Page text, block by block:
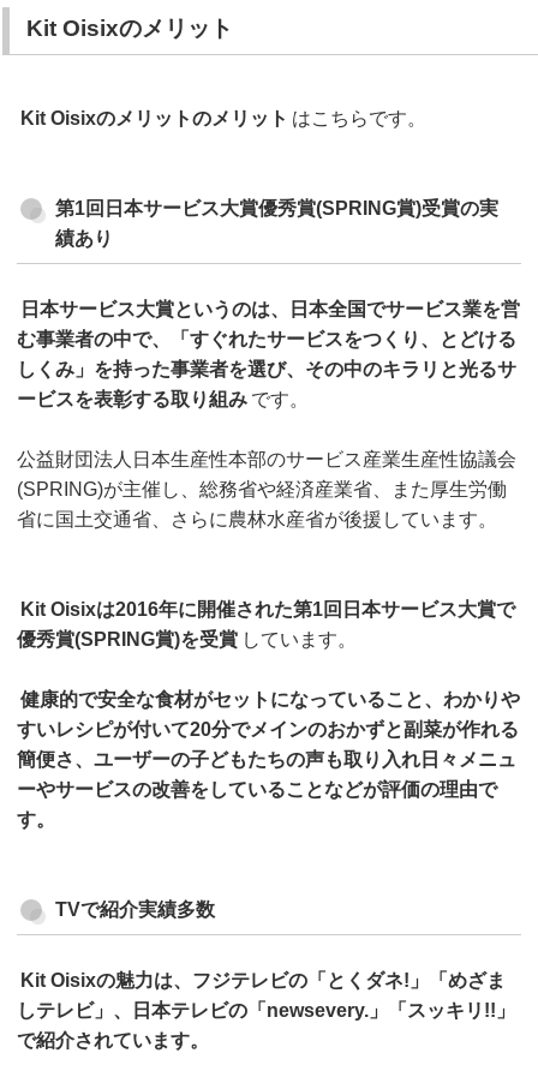
Kit Oisixのメリット
Kit Oisixのメリットのメリット はこちらです。
第1回日本サービス大賞優秀賞(SPRING賞)受賞の実
績あり
日本サービス大賞というのは、日本全国でサービス業を営
む事業者の中で、「すぐれたサービスをつくり、とどける
しくみ」を持った事業者を選び、その中のキラリと光るサ
ービスを表彰する取り組み です。
公益財団法人日本生産性本部のサービス産業生産性協議会
(SPRING)が主催し、総務省や経済産業省、また厚生労働
省に国土交通省、さらに農林水産省が後援しています。
Kit Oisixは2016年に開催された第1回日本サービス大賞で
優秀賞(SPRING賞)を受賞 しています。
健康的で安全な食材がセットになっていること、わかりや
すいレシピが付いて20分でメインのおかずと副菜が作れる
簡便さ、ユーザーの子どもたちの声も取り入れ日々メニュ
ーやサービスの改善をしていることなどが評価の理由で
す。
TVで紹介実績多数
Kit Oisixの魅力は、フジテレビの「とくダネ!」「めざま
しテレビ」、日本テレビの「newsevery.」「スッキリ!!」
で紹介されています。